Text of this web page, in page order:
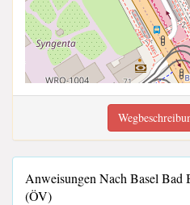
Anweisungen Nach Basel
(ÖV)